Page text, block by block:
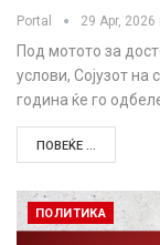
Portal 29 Apr, 2026
Под мотото за
услови, Сојузот
година ќе го
ПОВЕЌЕ ...
ПОЛИТИКА